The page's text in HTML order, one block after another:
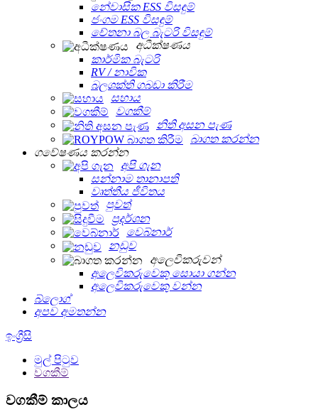
නේවාසික ESS විසඳුම්
ජංගම ESS විසඳුම්
චේතනා බල බැටරි විසඳුම්
අධීක්ෂණය
කාර්මික බැටරි
RV / නාවික
බලශක්ති ගබඩා කිරීම
සහාය
වගකීම්
නිති අසන පැණ
බාගත කරන්න
ගවේෂණය කරන්න
අපි ගැන
සන්නාම තානාපති
වෘත්තීය ජීවිතය
පුවත්
ප්‍රදර්ශන
වෙබ්නාර්
නඩුව
අලෙවිකරුවන්
අලෙවිකරුවෙකු සොයා ගන්න
අලෙවිකරුවෙකු වන්න
බ්ලොග්
අපව අමතන්න
ඉංග්‍රීසි
මුල් පිටුව
වගකීම්
වගකීම් කාලය